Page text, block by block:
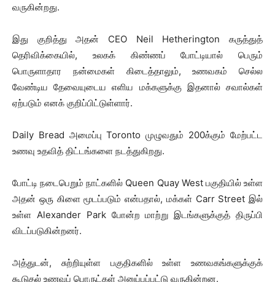
வருகின்றது.
இது குறித்து அதன் CEO Neil Hetherington கருத்துத்
தெரிவிக்கையில், உலகக் கிண்ணப் போட்டியால் பெரும்
பொருளாதார நன்மைகள் கிடைத்தாலும், உணவகம் செல்ல
வேண்டிய தேவையுடைய எளிய மக்களுக்கு இதனால் சவால்கள்
ஏற்படும் எனக் குறிப்பிட்டுள்ளார்.
Daily Bread அமைப்பு Toronto முழுவதும் 200க்கும் மேற்பட்ட
உணவு உதவித் திட்டங்களை நடத்துகிறது.
போட்டி நடைபெறும் நாட்களில் Queen Quay West பகுதியில் உள்ள
அதன் ஒரு கிளை மூடப்படும் என்பதால், மக்கள் Carr Street இல்
உள்ள Alexander Park போன்ற மாற்று இடங்களுக்குத் திருப்பி
விடப்படுகின்றனர்.
அத்துடன், சுற்றியுள்ள பகுதிகளில் உள்ள உணவகங்களுக்குக்
கூடுதல் உணவுப் பொருட்கள் அனுப்பப்பட்டு வருகின்றன.